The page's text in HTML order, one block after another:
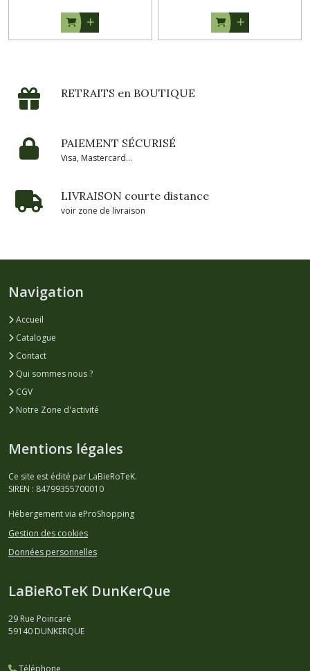
RETRAITS en BOUTIQUE
PAIEMENT SÉCURISÉ
Visa, Mastercard...
LIVRAISON courte distance
voir zone de livraison
Navigation
Accueil
Catalogue
Contact
Qui sommes nous ?
CGV
Notre Zone d'activité
Mentions légales
Ce site est édité par LaBieRoTeK.
SIREN : 84799355700010
Hébergement via eProShopping
Gestion des cookies
Données personnelles
LaBieRoTeK DunKerQue
29 Rue Poincaré
59140 DUNKERQUE